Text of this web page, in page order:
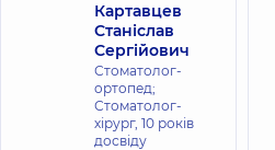
Картавцев
Станіслав
Сергійович
Стоматолог-
ортопед;
Стоматолог-
хірург, 10 років
досвіду